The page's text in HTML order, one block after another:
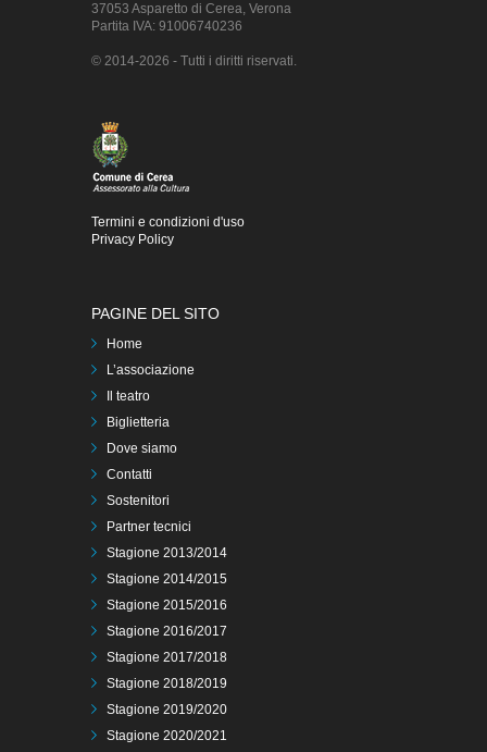
37053 Asparetto di Cerea, Verona
Partita IVA: 91006740236
© 2014-2026 - Tutti i diritti riservati.
Termini e condizioni d'uso
Privacy Policy
PAGINE DEL SITO
Home
L’associazione
Il teatro
Biglietteria
Dove siamo
Contatti
Sostenitori
Partner tecnici
Stagione 2013/2014
Stagione 2014/2015
Stagione 2015/2016
Stagione 2016/2017
Stagione 2017/2018
Stagione 2018/2019
Stagione 2019/2020
Stagione 2020/2021